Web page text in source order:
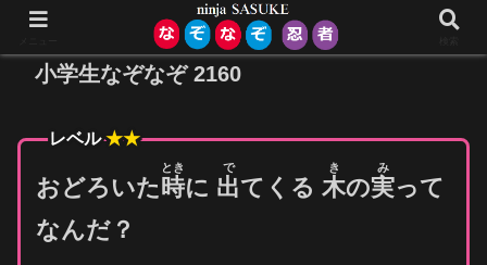
小学生なぞなぞ 2160
レベル★★
おどろいた 時
とき
に 出
で
てくる木
き
の実
み
って
なんだ？